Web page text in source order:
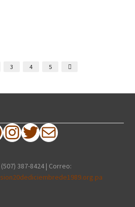
3 4 5
Instagram
Twitter
Correo electrónico
387-8424 | Correo: